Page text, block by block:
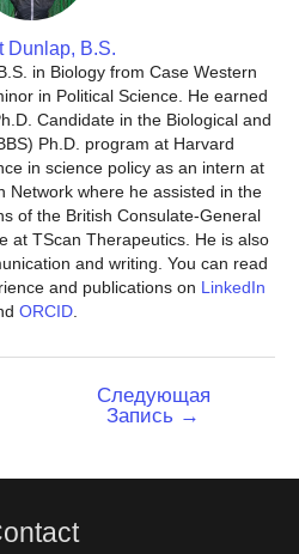
Dunlap, B.S.
in Biology from Case Western
in Political Science. He earned
Candidate in the Biological and
Ph.D. program at Harvard
in science policy as an intern at
Network where he assisted in the
of the British Consulate-General
at TScan Therapeutics. He is also
and writing. You can read
and publications on LinkedIn
ORCID.
Следующая
Запись →